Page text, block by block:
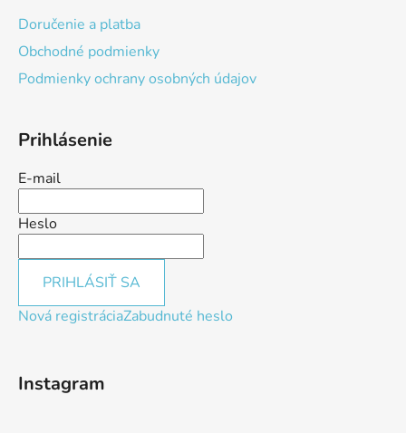
Doručenie a platba
Obchodné podmienky
Podmienky ochrany osobných údajov
Prihlásenie
E-mail
Heslo
PRIHLÁSIŤ SA
Nová registráciaZabudnuté heslo
Instagram